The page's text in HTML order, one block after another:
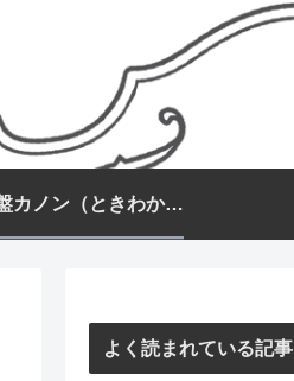
常盤カノン（ときわかのん）
よく読まれている記事